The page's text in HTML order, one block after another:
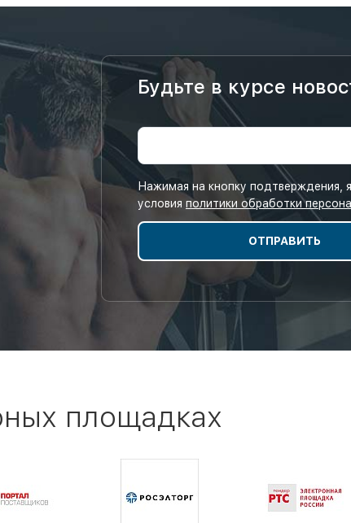
Будьте в курсе
Нажимая на кнопку подтверждения,
условия политики обработки
площадках